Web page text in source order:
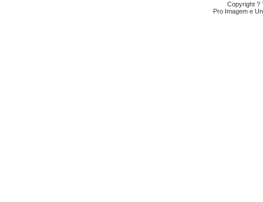
Copyright ?
Pro Imagem e